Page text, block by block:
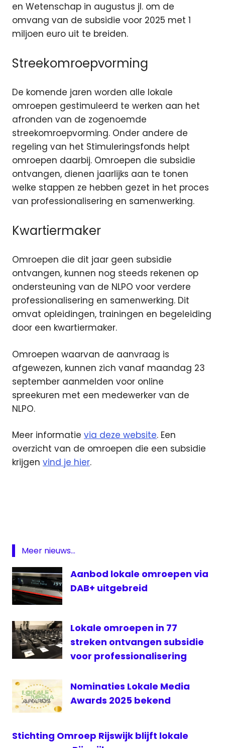
en Wetenschap in augustus jl. om de
omvang van de subsidie voor 2025 met 1
miljoen euro uit te breiden.
Streekomroepvorming
De komende jaren worden alle lokale
omroepen gestimuleerd te werken aan het
afronden van de zogenoemde
streekomroepvorming. Onder andere de
regeling van het Stimuleringsfonds helpt
omroepen daarbij. Omroepen die subsidie
ontvangen, dienen jaarlijks aan te tonen
welke stappen ze hebben gezet in het proces
van professionalisering en samenwerking.
Kwartiermaker
Omroepen die dit jaar geen subsidie
ontvangen, kunnen nog steeds rekenen op
ondersteuning van de NLPO voor verdere
professionalisering en samenwerking. Dit
omvat opleidingen, trainingen en begeleiding
door een kwartiermaker.
Omroepen waarvan de aanvraag is
afgewezen, kunnen zich vanaf maandag 23
september aanmelden voor online
spreekuren met een medewerker van de
NLPO.
Meer informatie via deze website. Een
overzicht van de omroepen die een subsidie
krijgen vind je hier.
Meer nieuws...
Aanbod lokale omroepen via
DAB+ uitgebreid
Lokale omroepen in 77
streken ontvangen subsidie
voor professionalisering
Nominaties Lokale Media
Awards 2025 bekend
Stichting Omroep Rijswijk blijft lokale